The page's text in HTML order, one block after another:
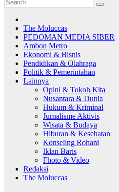
The Moluccas
PEDOMAN MEDIA SIBER
Ambon Metro
Ekonomi & Bisnis
Pendidikan & Olahraga
Politik & Pemerintahan
Lainnya
Opini & Tokoh Kita
Nusantara & Dunia
Hukum & Kriminal
Jurnalisme Aktivis
Wisata & Budaya
Hiburan & Kesehatan
Konseling Rohani
Iklan Baris
Fhoto & Video
Redaksi
The Moluccas